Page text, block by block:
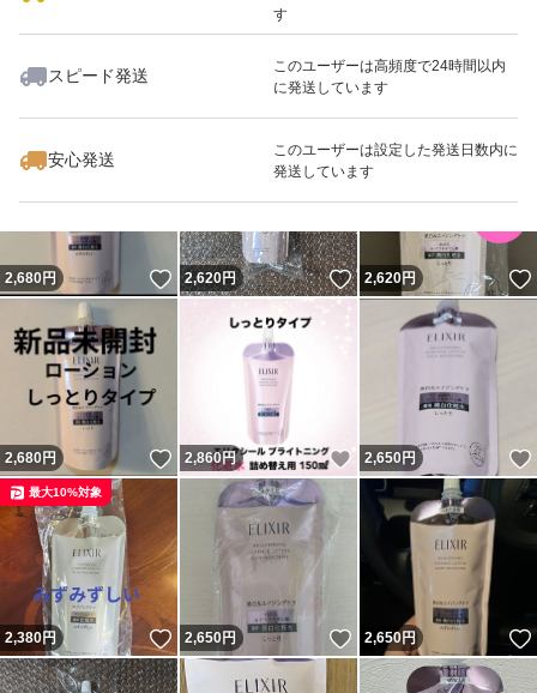
す
スピード発送
このユーザーは高頻度で24時間以内
に発送しています
安心発送
このユーザーは設定した発送日数内に
発送しています
いいね！
2,680
2,680円 いいね！
2,620円 いいね！
2,620円
2,680円 いいね！
2,860円 いいね！
2,650円
2,380円 いいね！
最大10%対象
2,650円 いいね！
2,650円